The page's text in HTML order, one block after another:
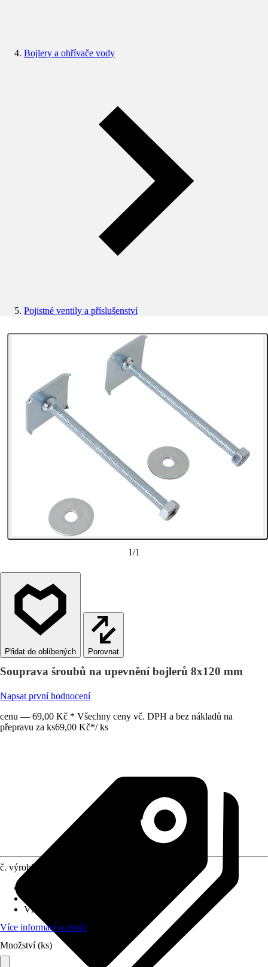
Bojlery a ohřívače vody
Pojistné ventily a příslušenství
1/1
Porovnat
Souprava šroubů na upevnění bojlerů 8x120 mm
Napsat první hodnocení
cenu — 69,00 Kč * Všechny ceny vč. DPH a bez nákladů na
přepravu za ks69,00 Kč*/ ks
č. výrobku
Vhodné pro
Více informací o zboží
Množství (ks)